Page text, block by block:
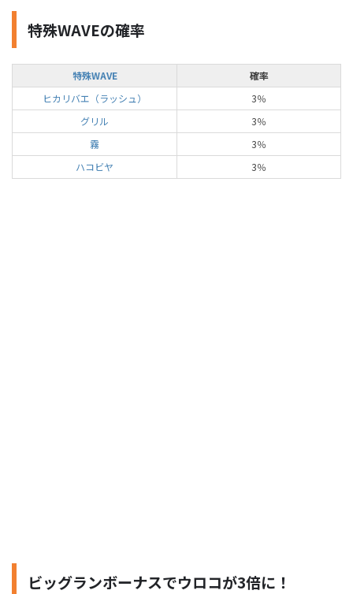
特殊WAVEの確率
特殊WAVE
確率
ヒカリバエ（ラッシュ）
3％
グリル
3％
霧
3％
ハコビヤ
3％
ビッグランボーナスでウロコが3倍に！